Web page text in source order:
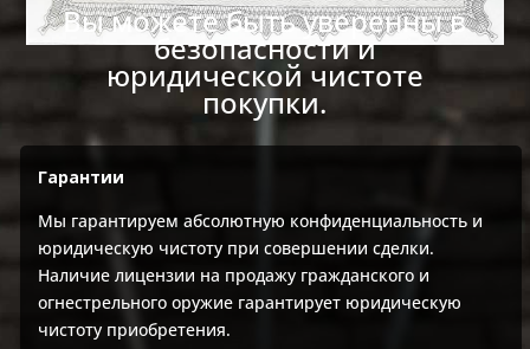
Вы можете быть уверенны в
безопасности и
юридической чистоте
покупки.
Гарантии
Мы гарантируем абсолютную конфиденциальность и
юридическую чистоту при совершении сделки.
Наличие лицензии на продажу гражданского и
огнестрельного оружие гарантирует юридическую
чистоту приобретения.